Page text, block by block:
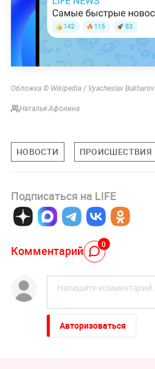
Обложка © Wikipedia / Vyacheslav Bukharov
Наталья Афонина
НОВОСТИ ПРОИСШЕСТВИЯ
Подписаться на LIFE
Комментарий 0
Авторизоваться